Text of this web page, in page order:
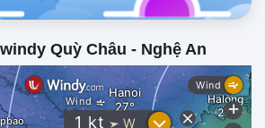
Quỳ Châu - Nghệ An